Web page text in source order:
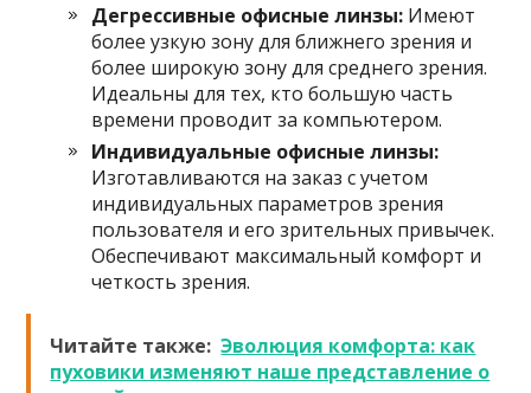
Дегрессивные офисные линзы: Имеют
более узкую зону для ближнего зрения и
более широкую зону для среднего зрения.
Идеальны для тех, кто большую часть
времени проводит за компьютером.
Индивидуальные офисные линзы:
Изготавливаются на заказ с учетом
индивидуальных параметров зрения
пользователя и его зрительных привычек.
Обеспечивают максимальный комфорт и
четкость зрения.
Читайте также: Эволюция комфорта: как
пуховики изменяют наше представление о